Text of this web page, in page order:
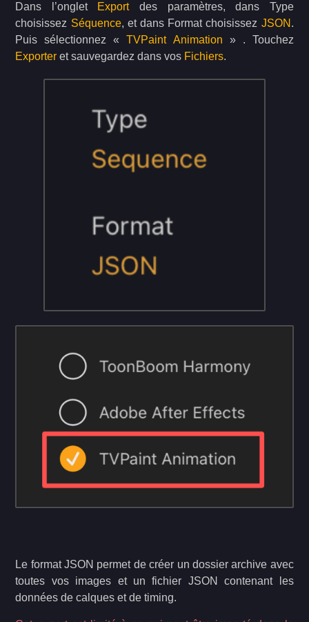
Dans l’onglet Exportdes paramètres, dans Type
choisissez Séquence, et dans Format choisissez JSON .
Puis sélectionnez «TVPaint Animation » . Touchez
Exporter et sauvegardez dans vos Fichiers.
Le format JSON permet de créer un dossier archive avec
toutes vos images et un fichier JSON contenant les
données de calques et de timing.